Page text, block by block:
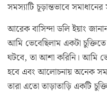
সমস্যাটি চূড়ান্তভাবে
আরেক বাসিন্দা ডলি ইয়াং
আমি ভেবেছিলাম একটা
ঘটবে, তা আশা করিনি। আমি
হবে এবং আলোচনায় অনেক
তারা এতো তাড়াতাড়ি একটি